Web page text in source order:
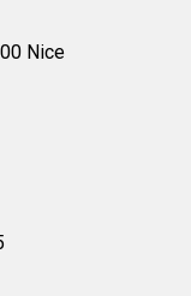
Nice